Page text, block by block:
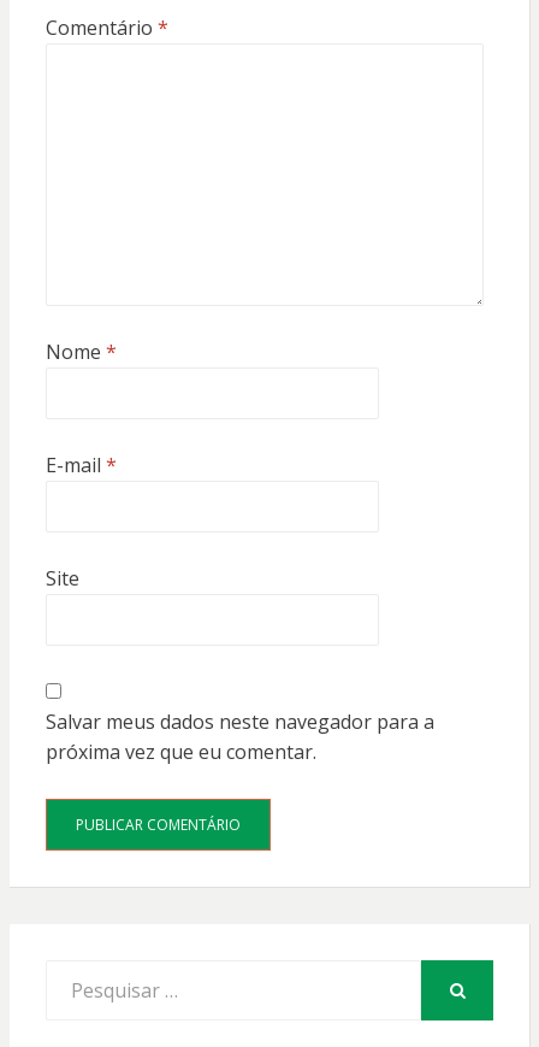
Comentário *
Nome *
E-mail *
Site
Salvar meus dados neste navegador para a
próxima vez que eu comentar.
por: